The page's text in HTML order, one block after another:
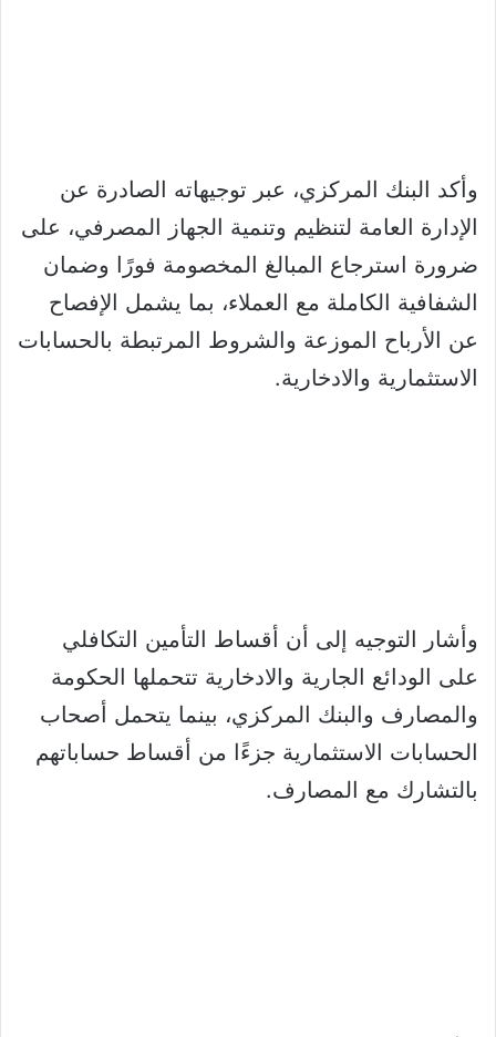
وأكد البنك المركزي، عبر توجيهاته الصادرة عن
الإدارة العامة لتنظيم وتنمية الجهاز المصرفي، على
ضرورة استرجاع المبالغ المخصومة فورًا وضمان
الشفافية الكاملة مع العملاء، بما يشمل الإفصاح
عن الأرباح الموزعة والشروط المرتبطة بالحسابات
الاستثمارية والادخارية.
وأشار التوجيه إلى أن أقساط التأمين التكافلي
على الودائع الجارية والادخارية تتحملها الحكومة
والمصارف والبنك المركزي، بينما يتحمل أصحاب
الحسابات الاستثمارية جزءًا من أقساط حساباتهم
بالتشارك مع المصارف.